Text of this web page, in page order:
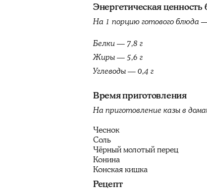
Энергетическая
На 1 порцию готового блюда
Белки — 7,8 г
Жиры — 5,6 г
Углеводы — 0,4 г
Время приготовления
На приготовление казы в
Чеснок
Соль
Чёрный молотый перец
Конина
Конская кишка
Рецепт